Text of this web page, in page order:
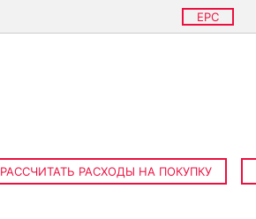
EPC
РАССЧИТАТЬ РАСХОДЫ НА ПОКУПКУ